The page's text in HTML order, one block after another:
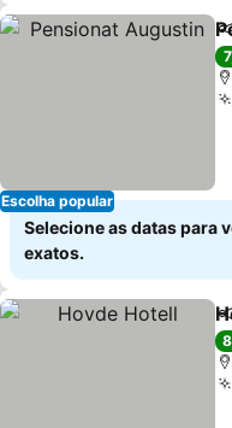
Escolha popular
Selecione as datas para
exatos.